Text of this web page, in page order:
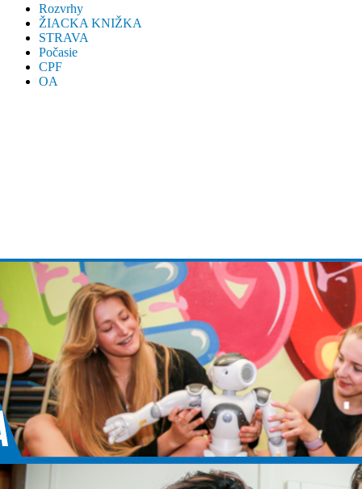
Rozvrhy
ŽIACKA KNIŽKA
STRAVA
Počasie
CPF
OA